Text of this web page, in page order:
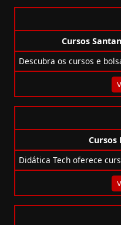
Cursos
Cursos